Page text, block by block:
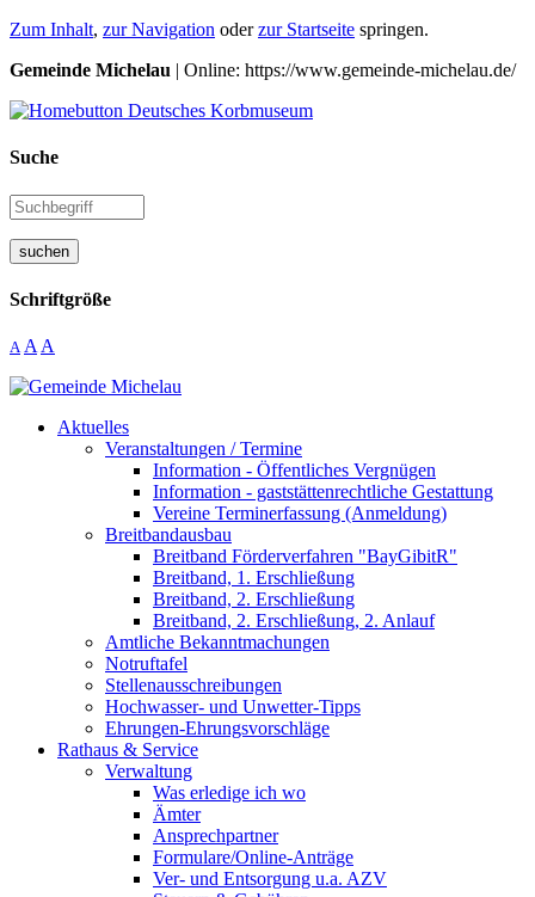
Zum Inhalt, zur Navigation oderzur Startseite springen.
Gemeinde Michelau | Online: https://www.gemeinde-michelau.de/
Suche
suchen
Schriftgröße
A A A
Aktuelles
Veranstaltungen / Termine
Information - Öffentliches Vergnügen
Information - gaststättenrechtliche Gestattung
Vereine Terminerfassung (Anmeldung)
Breitbandausbau
Breitband Förderverfahren "BayGibitR"
Breitband, 1. Erschließung
Breitband, 2. Erschließung
Breitband, 2. Erschließung, 2. Anlauf
Amtliche Bekanntmachungen
Notruftafel
Stellenausschreibungen
Hochwasser- und Unwetter-Tipps
Ehrungen-Ehrungsvorschläge
Rathaus & Service
Verwaltung
Was erledige ich wo
Ämter
Ansprechpartner
Formulare/Online-Anträge
Ver- und Entsorgung u.a. AZV